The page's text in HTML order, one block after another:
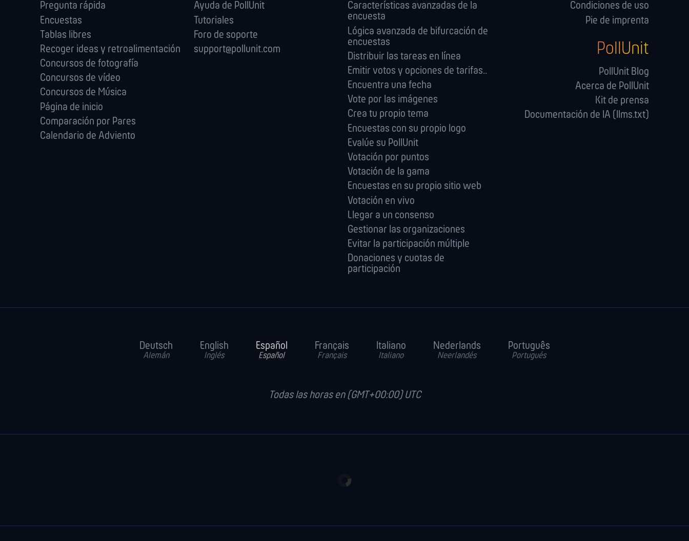
Pregunta rápida
Encuestas
Tablas libres
Recoger ideas y retroalimentación
Concursos de fotografía
Concursos de vídeo
Concursos de Música
Página de inicio
Comparación por Pares
Calendario de Adviento
Ayuda de PollUnit
Tutoriales
Foro de soporte
support@pollunit.com
Características avanzadas de la
encuesta
Lógica avanzada de bifurcación de
encuestas
Distribuir las tareas en línea
Emitir votos y opciones de tarifas..
Encuentra una fecha
Vote por las imágenes
Crea tu propio tema
Encuestas con su propio logo
Evalúe su PollUnit
Votación por puntos
Votación de la gama
Encuestas en su propio sitio web
Votación en vivo
Llegar a un consenso
Gestionar las orga­nizaciones
Evitar la participación múltiple
Donaciones y cuotas de
participación
Condiciones de uso
Pie de imprenta
PollUnit
PollUnit Blog
Acerca de PollUnit
Kit de prensa
Documentación de IA (llms.txt)
Deutsch
Alemán
English
Inglés
Español
Español
Français
Français
Italiano
Italiano
Nederlands
Neerlandés
Português
Portugués
Todas las horas en (GMT+00:00) UTC